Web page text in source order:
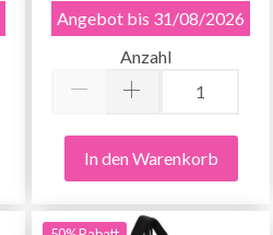
Angebot bis 31/08/2026
Anzahl
In den Warenkorb